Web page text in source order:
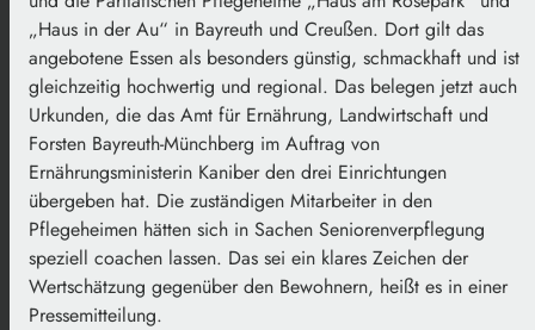
„Haus in der Au“ in Bayreuth und Creußen. Dort gilt das
angebotene Essen als besonders günstig, schmackhaft und ist
gleichzeitig hochwertig und regional. Das belegen jetzt auch
Urkunden, die das Amt für Ernährung, Landwirtschaft und
Forsten Bayreuth-Münchberg im Auftrag von
Ernährungsministerin Kaniber den drei Einrichtungen
übergeben hat. Die zuständigen Mitarbeiter in den
Pflegeheimen hätten sich in Sachen Seniorenverpflegung
speziell coachen lassen. Das sei ein klares Zeichen der
Wertschätzung gegenüber den Bewohnern, heißt es in einer
Pressemitteilung.